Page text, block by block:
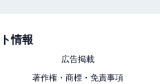
情報
広告掲載
著作権・商標・免責事項